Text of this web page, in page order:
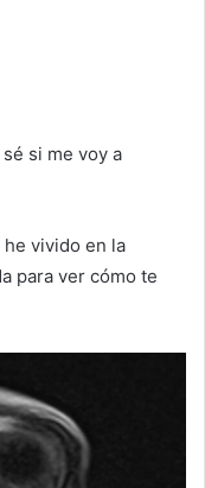
si me voy a
vivido en la
para ver cómo te